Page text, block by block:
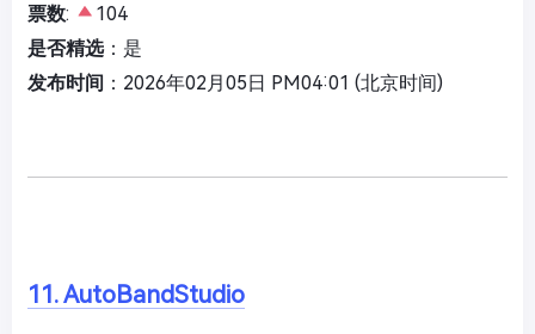
票数:
104
是否精选：是
发布时间 ：2026年02月05日 PM04:01 (北京时间)
11. AutoBandStudio